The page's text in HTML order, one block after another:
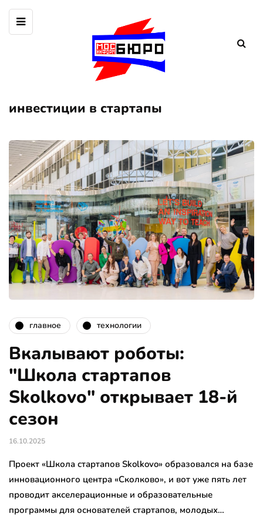
инвестиции в стартапы
главное технологии
Вкалывают роботы:
"Школа стартапов
Skolkovo" открывает 18-й
сезон
16.10.2025
Проект «Школа стартапов Skolkovo» образовался на базе
инновационного центра «Сколково», и вот уже пять лет
проводит акселерационные и образовательные
программы для основателей стартапов, молодых…